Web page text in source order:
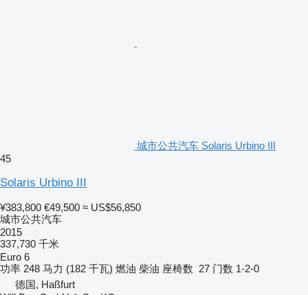
城市公共汽车 Solaris Urbino III
45
Solaris Urbino III
¥383,800 €49,500 ≈ US$56,850
城市公共汽车
2015
337,730 千米
Euro 6
功率 248 马力 (182 千瓦) 燃油 柴油 座椅数 27 门数 1-2-0
德国, Haßfurt